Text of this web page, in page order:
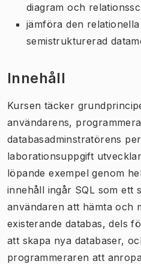
diagram och
jämföra den
semistrukturerad
Innehåll
Kursen täcker
användarens,
databasadminstratörens
laborationsuppgift
löpande exempel genom
innehåll ingår SQL som ett
användaren att hämta och
existerande databas, dels
att skapa nya databaser,
programmeraren att